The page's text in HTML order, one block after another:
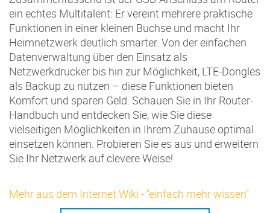
ein echtes Multitalent: Er vereint mehrere praktische
Funktionen in einer kleinen Buchse und macht Ihr
Heimnetzwerk deutlich smarter. Von der einfachen
Datenverwaltung über den Einsatz als
Netzwerkdrucker bis hin zur Möglichkeit, LTE-Dongles
als Backup zu nutzen – diese Funktionen bieten
Komfort und sparen Geld. Schauen Sie in Ihr Router-
Handbuch und entdecken Sie, wie Sie diese
vielseitigen Möglichkeiten in Ihrem Zuhause optimal
einsetzen können. Probieren Sie es aus und erweitern
Sie Ihr Netzwerk auf clevere Weise!
Mehr aus dem Internet Wiki - "einfach mehr wissen"